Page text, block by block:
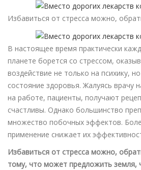
Избавиться от стресса можно,
В настоящее время практически
планете борется со стрессом,
воздействие не только на психику,
состояние здоровья. Жалуясь врачу
на работе, пациенты, получают
счастливы. Однако большинство
множество побочных эффектов.
применение снижает их
Избавиться от стресса можно,
тому, что может предложить земля,